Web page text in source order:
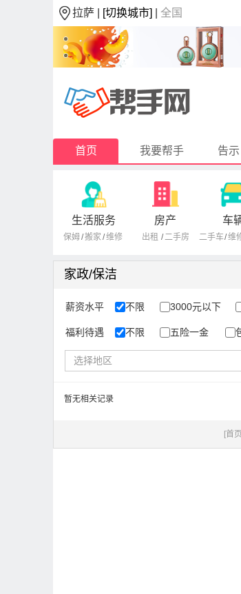
拉萨 | [切换城市] |全国
首页 我要帮手 告示
生活服务
保姆/搬家 /维修
房产
出租 /二手房
车
二手车/维
家政/保洁
薪资水平 不限 3000元以下
福利待遇 不限 五险一金
选择地区
暂无相关记录
[首